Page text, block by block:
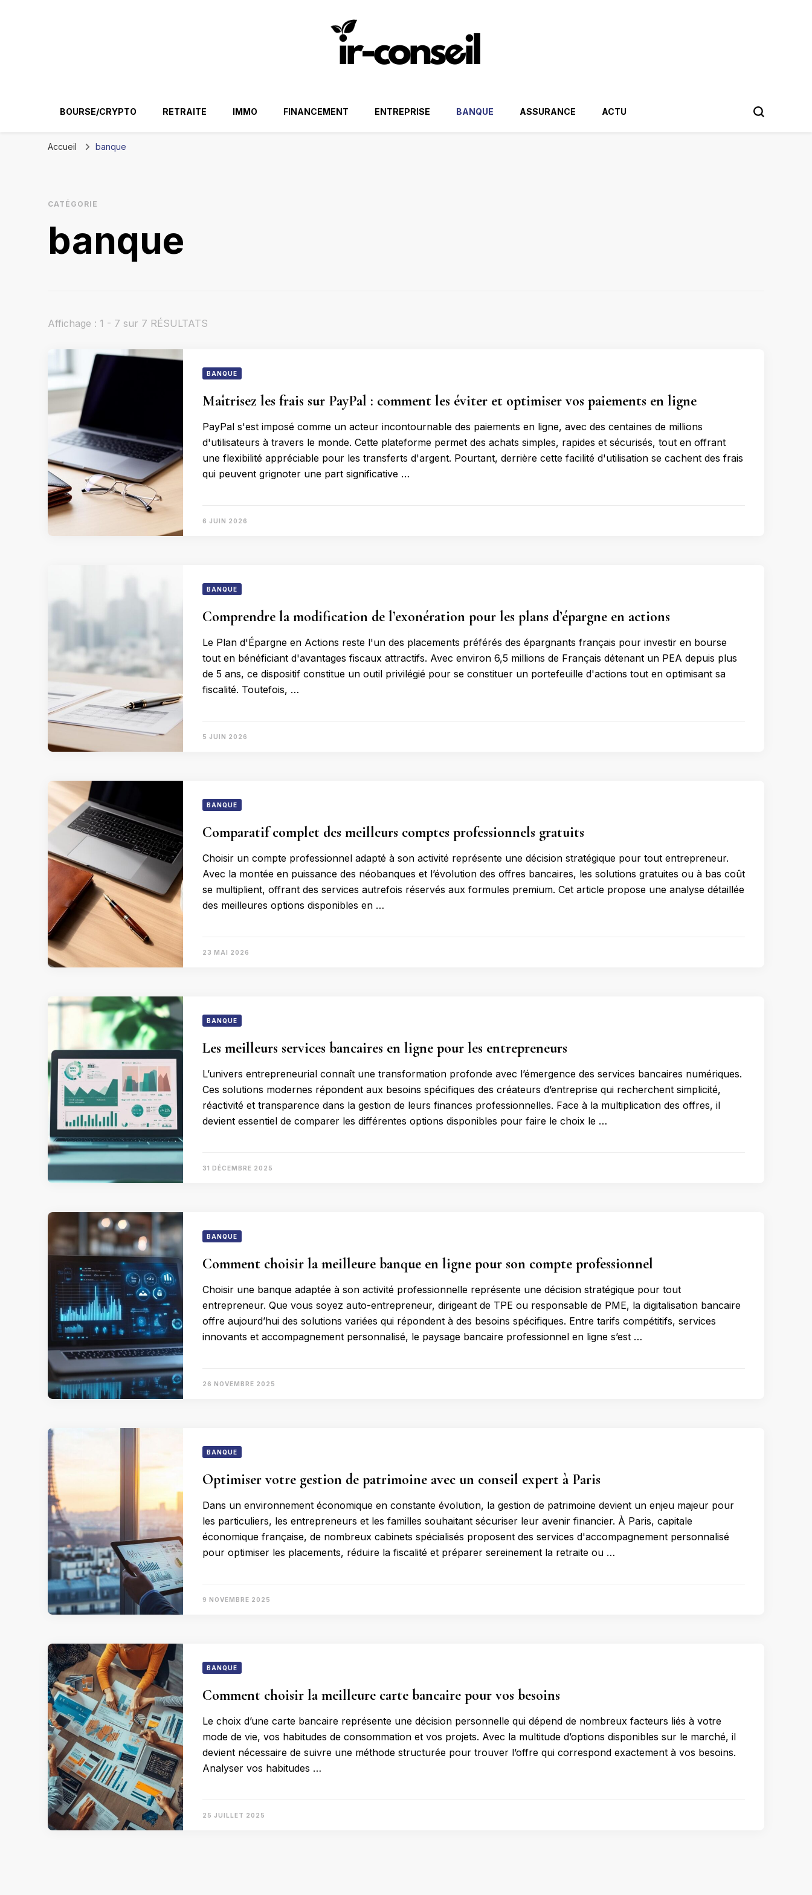
BOURSE/CRYPTO RETRAITE IMMO FINANCEMENT ENTREPRISE BANQUE ASSURANCE ACTU
Accueil banque
CATÉGORIE
banque
Affichage : 1 - 7 sur 7 RÉSULTATS
BANQUE
Maîtrisez les frais sur PayPal : comment les éviter et optimiser vos paiements en ligne
PayPal s'est imposé comme un acteur incontournable des paiements en ligne, avec des centaines de millions
d'utilisateurs à travers le monde. Cette plateforme permet des achats simples, rapides et sécurisés, tout en offrant
une flexibilité appréciable pour les transferts d'argent. Pourtant, derrière cette facilité d'utilisation se cachent des frais
qui peuvent grignoter une part significative …
6 JUIN 2026
BANQUE
Comprendre la modification de l’exonération pour les plans d’épargne en actions
Le Plan d'Épargne en Actions reste l'un des placements préférés des épargnants français pour investir en bourse
tout en bénéficiant d'avantages fiscaux attractifs. Avec environ 6,5 millions de Français détenant un PEA depuis plus
de 5 ans, ce dispositif constitue un outil privilégié pour se constituer un portefeuille d'actions tout en optimisant sa
fiscalité. Toutefois, …
5 JUIN 2026
BANQUE
Comparatif complet des meilleurs comptes professionnels gratuits
Choisir un compte professionnel adapté à son activité représente une décision stratégique pour tout entrepreneur.
Avec la montée en puissance des néobanques et l’évolution des offres bancaires, les solutions gratuites ou à bas coût
se multiplient, offrant des services autrefois réservés aux formules premium. Cet article propose une analyse détaillée
des meilleures options disponibles en …
23 MAI 2026
BANQUE
Les meilleurs services bancaires en ligne pour les entrepreneurs
L’univers entrepreneurial connaît une transformation profonde avec l’émergence des services bancaires numériques.
Ces solutions modernes répondent aux besoins spécifiques des créateurs d’entreprise qui recherchent simplicité,
réactivité et transparence dans la gestion de leurs finances professionnelles. Face à la multiplication des offres, il
devient essentiel de comparer les différentes options disponibles pour faire le choix le …
31 DÉCEMBRE 2025
BANQUE
Comment choisir la meilleure banque en ligne pour son compte professionnel
Choisir une banque adaptée à son activité professionnelle représente une décision stratégique pour tout
entrepreneur. Que vous soyez auto-entrepreneur, dirigeant de TPE ou responsable de PME, la digitalisation bancaire
offre aujourd’hui des solutions variées qui répondent à des besoins spécifiques. Entre tarifs compétitifs, services
innovants et accompagnement personnalisé, le paysage bancaire professionnel en ligne s’est …
26 NOVEMBRE 2025
BANQUE
Optimiser votre gestion de patrimoine avec un conseil expert à Paris
Dans un environnement économique en constante évolution, la gestion de patrimoine devient un enjeu majeur pour
les particuliers, les entrepreneurs et les familles souhaitant sécuriser leur avenir financier. À Paris, capitale
économique française, de nombreux cabinets spécialisés proposent des services d'accompagnement personnalisé
pour optimiser les placements, réduire la fiscalité et préparer sereinement la retraite ou …
9 NOVEMBRE 2025
BANQUE
Comment choisir la meilleure carte bancaire pour vos besoins
Le choix d’une carte bancaire représente une décision personnelle qui dépend de nombreux facteurs liés à votre
mode de vie, vos habitudes de consommation et vos projets. Avec la multitude d’options disponibles sur le marché, il
devient nécessaire de suivre une méthode structurée pour trouver l’offre qui correspond exactement à vos besoins.
Analyser vos habitudes …
25 JUILLET 2025